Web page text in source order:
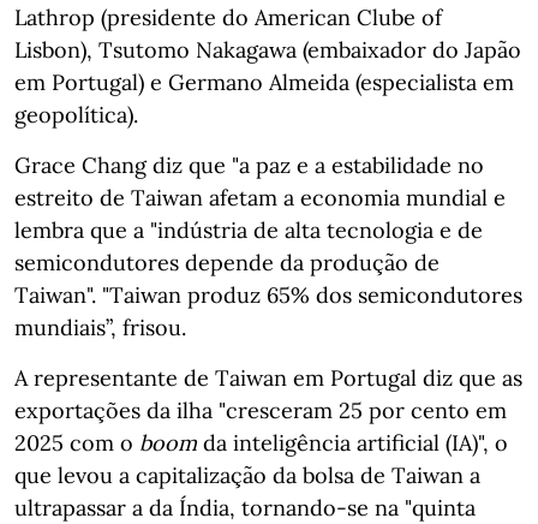
Lathrop (presidente do American Clube of
Lisbon), Tsutomo Nakagawa (embaixador do Japão
em Portugal) e Germano Almeida (especialista em
geopolítica).
Grace Chang diz que "a paz e a estabilidade no
estreito de Taiwan afetam a economia mundial e
lembra que a "indústria de alta tecnologia e de
semicondutores depende da produção de
Taiwan". "Taiwan produz 65% dos semicondutores
mundiais”, frisou.
A representante de Taiwan em Portugal diz que as
exportações da ilha "cresceram 25 por cento em
2025 com o boom da inteligência artificial (IA)", o
que levou a capitalização da bolsa de Taiwan a
ultrapassar a da Índia, tornando-se na "quinta